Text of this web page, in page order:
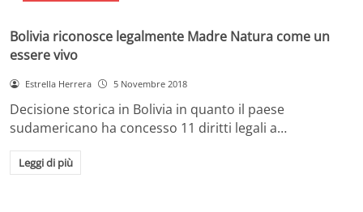
Bolivia riconosce legalmente Madre Natura come un
essere vivo
Estrella Herrera 5 Novembre 2018
Decisione storica in Bolivia in quanto il paese
sudamericano ha concesso 11 diritti legali a…
Leggi di più